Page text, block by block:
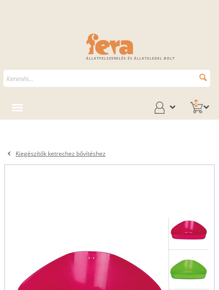
ÁLLATFELSZERELÉS ÉS ÁLLATELEDEL BOLT
0
Kiegészítők ketrechez bővítéshez